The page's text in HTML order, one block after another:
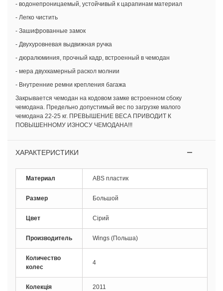
- водонепроницаемый, устойчивый к царапинам материал
- Легко чистить
- Зашифрованные замок
- Двухуровневая выдвижная ручка
- дюралюминия, прочный кадр, встроенный в чемодан
- мера двухкамерный раскол молнии
- Внутренние ремни крепления багажа
Закрывается чемодан на кодовом замке встроенном сбоку
чемодана. Предельно допустимый вес по загрузке малого
чемодана 22-25 кг. ПРЕВЫШЕНИЕ ВЕСА ПРИВОДИТ К
ПОВЫШЕННОМУ ИЗНОСУ ЧЕМОДАНА!!!
ХАРАКТЕРИСТИКИ
Материал ABS пластик
Размер Большой
Цвет Сірий
Производитель Wings (Польша)
Количество
колес
4
Колекція 2011